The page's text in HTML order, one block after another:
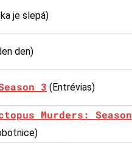
je slepá)
den)
3 (Entrévias)
Murders: Season